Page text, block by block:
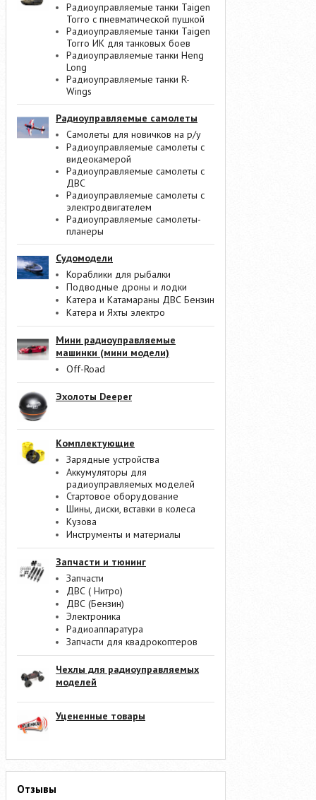
Радиоуправляемые танки Taigen
Torro с пневматической пушкой
Радиоуправляемые танки Taigen
Torro ИК для танковых боев
Радиоуправляемые танки Heng
Long
Радиоуправляемые танки R-
Wings
Радиоуправляемые самолеты
Самолеты для новичков на р/у
Радиоуправляемые самолеты с
видеокамерой
Радиоуправляемые самолеты с
ДВС
Радиоуправляемые самолеты с
электродвигателем
Радиоуправляемые самолеты-
планеры
Судомодели
Кораблики для рыбалки
Подводные дроны и лодки
Катера и Катамараны ДВС Бензин
Катера и Яхты электро
Мини радиоуправляемые
машинки (мини модели)
Off-Road
Эхолоты Deeper
Комплектующие
Зарядные устройства
Аккумуляторы для
радиоуправляемых моделей
Стартовое оборудование
Шины, диски, вставки в колеса
Кузова
Инструменты и материалы
Запчасти и тюнинг
Запчасти
ДВС ( Нитро)
ДВС (Бензин)
Электроника
Радиоаппаратура
Запчасти для квадрокоптеров
Чехлы для радиоуправляемых
моделей
Уцененные товары
Отзывы